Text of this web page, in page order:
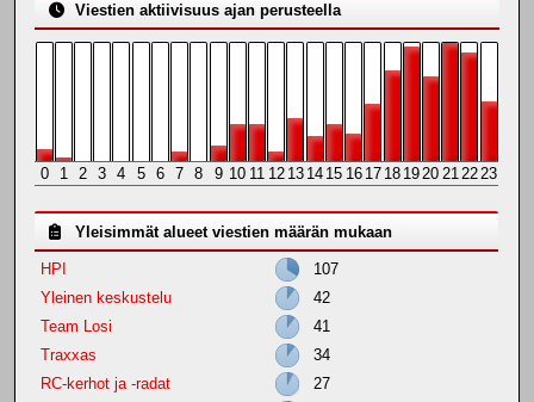
Viestien aktiivisuus ajan perusteella
0 1 2 3 4 5 6 7 8 9 10 11 12 13 14 15 16 17 18 1920 212223
Yleisimmät alueet viestien määrän mukaan
HPI
107
Yleinen keskustelu
42
Team Losi
41
Traxxas
34
RC-kerhot ja -radat
27